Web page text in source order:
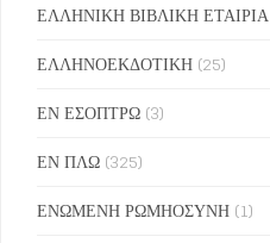
ΕΛΛΗΝΙΚΗ ΒΙΒΛΙΚΗ ΕΤΑΙΡΙΑ
ΕΛΛΗΝΟΕΚΔΟΤΙΚΗ (25)
ΕΝ ΕΣΟΠΤΡΩ (3)
ΕΝ ΠΛΩ (325)
ΕΝΩΜΕΝΗ ΡΩΜΗΟΣΥΝΗ (1)